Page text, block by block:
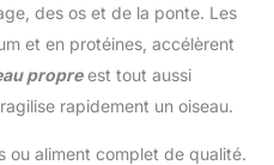
des os et de la ponte. Les
et en protéines, accélèrent
propreest tout aussi
rapidement un oiseau.
ou aliment complet de qualité.